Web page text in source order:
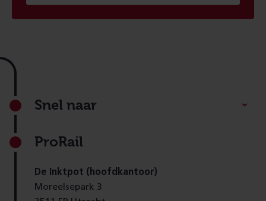
Footer
Snel naar
ProRail
De Inktpot (hoofdkantoor)
Moreelsepark 3